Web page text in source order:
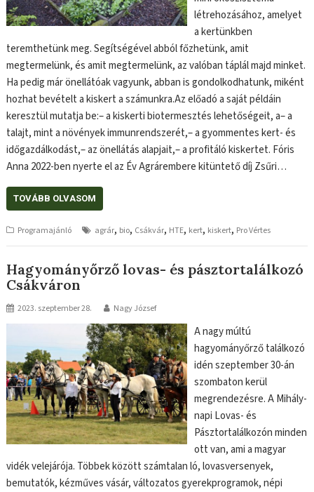
létrehozásához, amelyet
a kertünkben
teremthetünk meg. Segítségével abból főzhetünk, amit
megtermelünk, és amit megtermelünk, az valóban táplál majd minket.
Ha pedig már önellátóak vagyunk, abban is gondolkodhatunk, miként
hozhat bevételt a kiskert a számunkra.Az előadó a saját példáin
keresztül mutatja be:– a kiskerti biotermesztés lehetőségeit, a– a
talajt, mint a növények immunrendszerét,– a gyommentes kert- és
időgazdálkodást,– az önellátás alapjait,– a profitáló kiskertet. Fóris
Anna 2022-ben nyerte el az Év Agrárembere kitüntető díj Zsűri…
TOVÁBB OLVASOM
Programajánló agrár, bio, Csákvár, HTE, kert, kiskert, Pro Vértes
Hagyományőrző lovas- és pásztortalálkozó
Csákváron
2023. szeptember 28. Nagy József
A nagy múltú
hagyományőrző találkozó
idén szeptember 30-án
szombaton kerül
megrendezésre. A Mihály-
napi Lovas- és
Pásztortalálkozón minden
ott van, ami a magyar
vidék velejárója. Többek között számtalan ló, lovasversenyek,
bemutatók, kézműves vásár, változatos gyerekprogramok, népi